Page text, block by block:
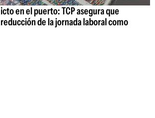
en el puerto: TCP asegura que
de la jornada laboral como